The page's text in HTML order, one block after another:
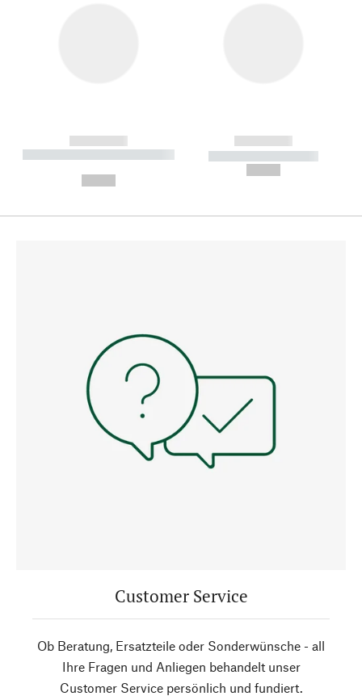
------------
----------- ----------- --------
------------
----------- -----------
Customer Service
Ob Beratung, Ersatzteile oder Sonderwünsche - all
Ihre Fragen und Anliegen behandelt unser
Customer Service persönlich und fundiert.